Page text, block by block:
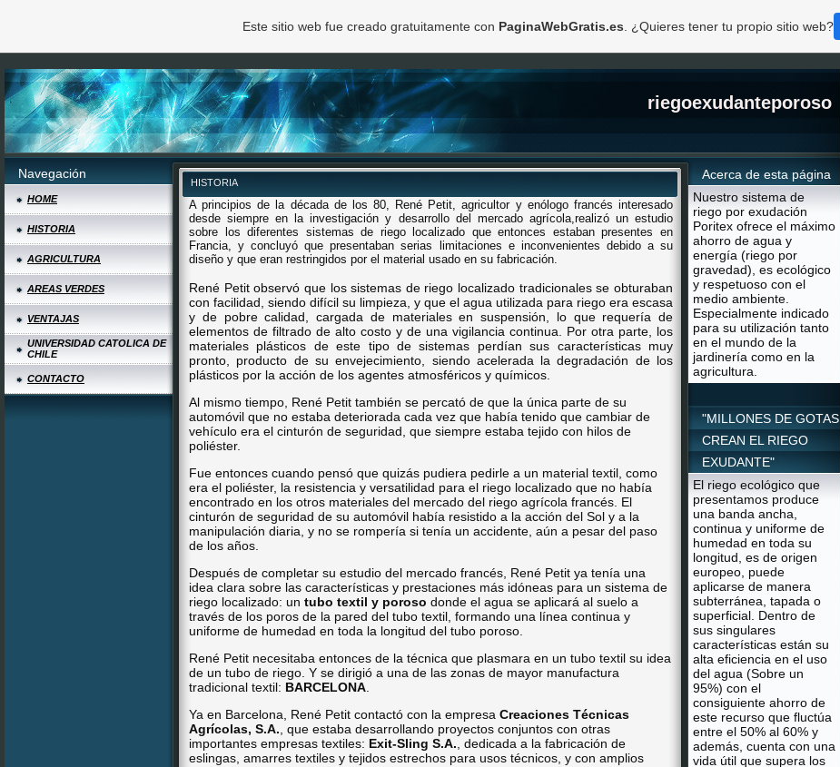
riegoexudanteporoso
Navegación
HOME
HISTORIA
AGRICULTURA
AREAS VERDES
VENTAJAS
UNIVERSIDAD CATOLICA DE
CHILE
CONTACTO
HISTORIA
A principios de la década de los 80, René Petit, agricultor y enólogo francés interesado
desde siempre en la investigación y desarrollo del mercado agrícola,realizó un estudio
sobre los diferentes sistemas de riego localizado que entonces estaban presentes en
Francia, y concluyó que presentaban serias limitaciones e inconvenientes debido a su
diseño y que eran restringidos por el material usado en su fabricación.
René Petit observó que los sistemas de riego localizado tradicionales se obturaban
con facilidad, siendo difícil su limpieza, y que el agua utilizada para riego era escasa
y de pobre calidad, cargada de materiales en suspensión, lo que requería de
elementos de filtrado de alto costo y de una vigilancia continua. Por otra parte, los
materiales plásticos de este tipo de sistemas perdían sus características muy
pronto, producto de su envejecimiento, siendo acelerada la degradación de los
plásticos por la acción de los agentes atmosféricos y químicos.
Al mismo tiempo, René Petit también se percató de que la única parte de su
automóvil que no estaba deteriorada cada vez que había tenido que cambiar de
vehículo era el cinturón de seguridad, que siempre estaba tejido con hilos de
poliéster.
Fue entonces cuando pensó que quizás pudiera pedirle a un material textil, como
era el poliéster, la resistencia y versatilidad para el riego localizado que no había
encontrado en los otros materiales del mercado del riego agrícola francés. El
cinturón de seguridad de su automóvil había resistido a la acción del Sol y a la
manipulación diaria, y no se rompería si tenía un accidente, aún a pesar del paso
de los años.
Después de completar su estudio del mercado francés, René Petit ya tenía una
idea clara sobre las características y prestaciones más idóneas para un sistema de
riego localizado: un tubo textil y poroso donde el agua se aplicará al suelo a
través de los poros de la pared del tubo textil, formando una línea continua y
uniforme de humedad en toda la longitud del tubo poroso.
René Petit necesitaba entonces de la técnica que plasmara en un tubo textil su idea
de un tubo de riego. Y se dirigió a una de las zonas de mayor manufactura
tradicional textil: BARCELONA
Ya en Barcelona, René Petit contactó con la empresa Creaciones Técnicas
Agrícolas, S.A. , que estaba desarrollando proyectos conjuntos con otras
importantes empresas textiles: Exit-Sling S.A. , dedicada a la fabricación de
eslingas, amarres textiles y tejidos estrechos para usos técnicos, y con amplios
Acerca de esta página
Nuestro sistema de
riego por exudación
Poritex ofrece el máximo
ahorro de agua y
energía (riego por
gravedad), es ecológico
y respetuoso con el
medio ambiente.
Especialmente indicado
para su utilización tanto
en el mundo de la
jardinería como en la
agricultura.
"MILLONES DE GOTAS
CREAN EL RIEGO
EXUDANTE"
El riego ecológico que
presentamos produce
una banda ancha,
continua y uniforme de
humedad en toda su
longitud, es de origen
europeo, puede
aplicarse de manera
subterránea, tapada o
superficial. Dentro de
sus singulares
características están su
alta eficiencia en el uso
del agua (Sobre un
95%) con el
consiguiente ahorro de
este recurso que fluctúa
entre el 50% al 60% y
además, cuenta con una
vida útil que supera los
Este sitio web fue creado gratuitamente con PaginaWebGratis.es . ¿Quieres tener tu propio sitio web?